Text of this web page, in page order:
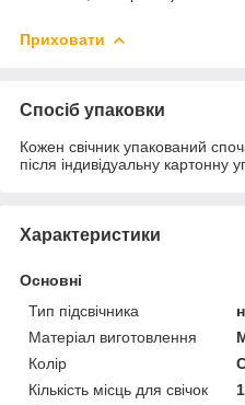
Приховати
Спосіб упаковки
Кожен свічник упакований
після індивідуальну картонну
Характеристики
Основні
Тип підсвічника
Матеріал виготовлення
Колір
Кількість місць для свічок
1